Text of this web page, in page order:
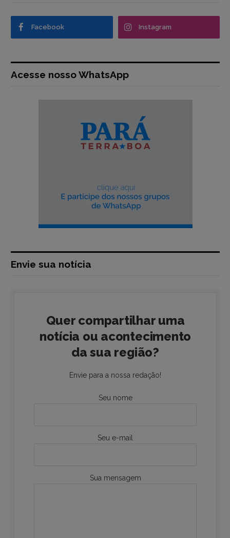
Facebook Instagram
Acesse nosso WhatsApp
Envie sua notícia
Quer compartilhar uma
notícia ou acontecimento
da sua região?
Envie para a nossa redação!
Seu nome
Seu e-mail
Sua mensagem